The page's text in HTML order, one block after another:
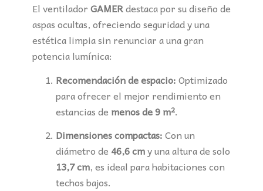
El ventiladorGAMERdestaca por su diseño de
aspas ocultas, ofreciendo seguridad y una
estética limpia sin renunciar a una gran
potencia lumínica:
Recomendación de espacio:Optimizado
para ofrecer el mejor rendimiento en
estancias de menos de 9 m².
Dimensiones compactas:Con un
diámetro de 46,6 cmy una altura de solo
13,7 cm, es ideal para habitaciones con
techos bajos.